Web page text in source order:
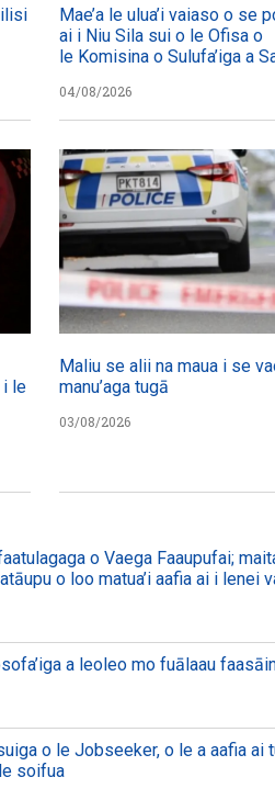
Mae’a le ulua’i vaiaso o se
ai i Niu Sila sui o le Ofisa o
le Komisina o Sulufa’iga a
04/08/2026
le tulafono i le
Maliu se alii na maua i se
manu’aga tugā
03/08/2026
o Vaega Faaupufai;
o loo matua’i aafia ai i lenei
a leoleo mo fuālaau
o le Jobseeker, o le a aafia ai
soifua